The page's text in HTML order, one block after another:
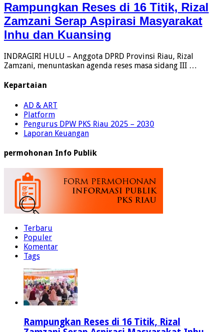
Rampungkan Reses di 16 Titik, Rizal
Zamzani Serap Aspirasi Masyarakat
Inhu dan Kuansing
INDRAGIRI HULU – Anggota DPRD Provinsi Riau, Rizal
Zamzani, menuntaskan agenda reses masa sidang III …
Kepartaian
AD & ART
Platform
Pengurus DPW PKS Riau 2025 – 2030
Laporan Keuangan
permohonan Info Publik
Terbaru
Populer
Komentar
Tags
Rampungkan Reses di 16 Titik, Rizal